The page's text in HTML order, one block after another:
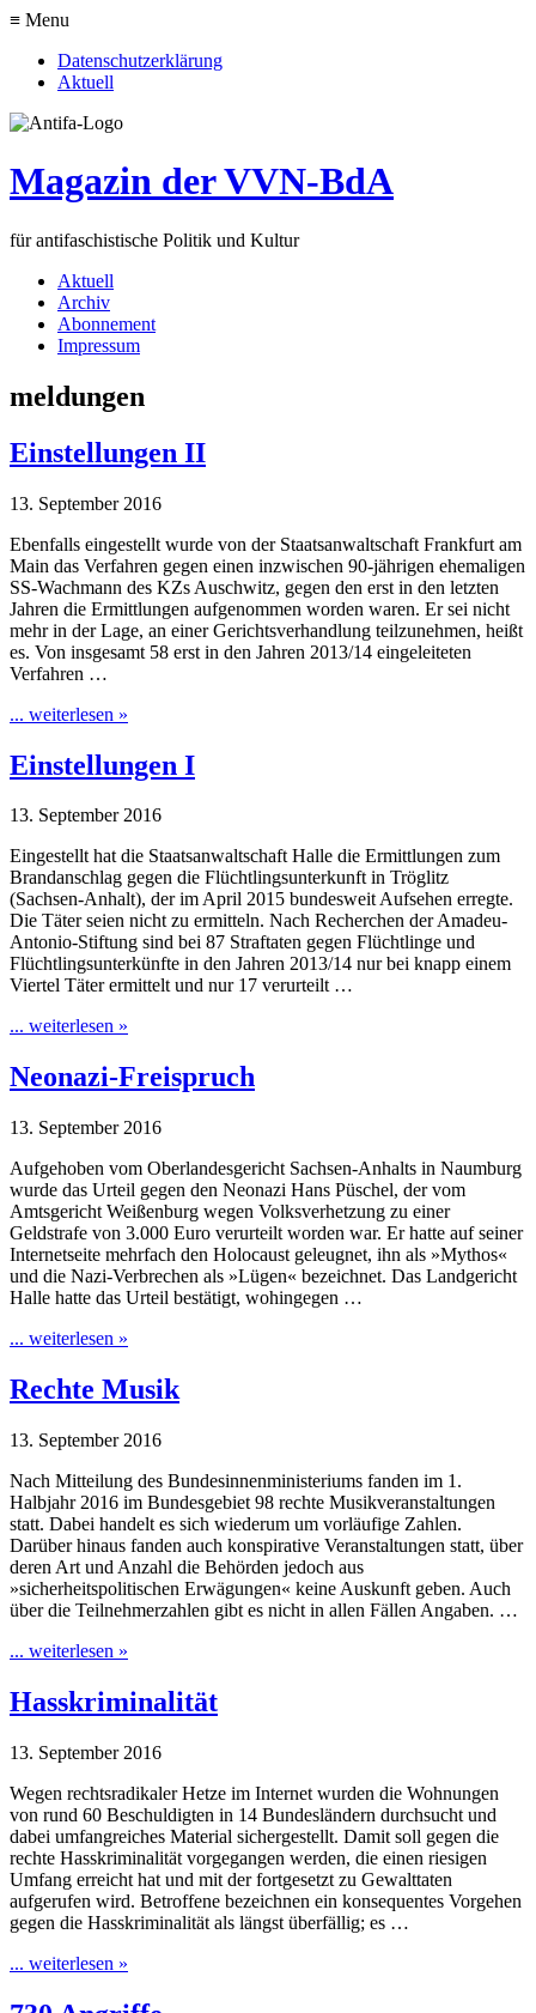
≡ Menu
Datenschutzerklärung
Aktuell
Magazin der VVN-BdA
für antifaschistische Politik und Kultur
Aktuell
Archiv
Abonnement
Impressum
meldungen
Einstellungen II
13. September 2016
Ebenfalls eingestellt wurde von der Staatsanwaltschaft Frankfurt am
Main das Verfahren gegen einen inzwischen 90-jährigen ehemaligen
SS-Wachmann des KZs Auschwitz, gegen den erst in den letzten
Jahren die Ermittlungen aufgenommen worden waren. Er sei nicht
mehr in der Lage, an einer Gerichtsverhandlung teilzunehmen, heißt
es. Von insgesamt 58 erst in den Jahren 2013/14 eingeleiteten
Verfahren …
... weiterlesen »
Einstellungen I
13. September 2016
Eingestellt hat die Staatsanwaltschaft Halle die Ermittlungen zum
Brandanschlag gegen die Flüchtlingsunterkunft in Tröglitz
(Sachsen-Anhalt), der im April 2015 bundesweit Aufsehen erregte.
Die Täter seien nicht zu ermitteln. Nach Recherchen der Amadeu-
Antonio-Stiftung sind bei 87 Straftaten gegen Flüchtlinge und
Flüchtlingsunterkünfte in den Jahren 2013/14 nur bei knapp einem
Viertel Täter ermittelt und nur 17 verurteilt …
... weiterlesen »
Neonazi-Freispruch
13. September 2016
Aufgehoben vom Oberlandesgericht Sachsen-Anhalts in Naumburg
wurde das Urteil gegen den Neonazi Hans Püschel, der vom
Amtsgericht Weißenburg wegen Volksverhetzung zu einer
Geldstrafe von 3.000 Euro verurteilt worden war. Er hatte auf seiner
Internetseite mehrfach den Holocaust geleugnet, ihn als »Mythos«
und die Nazi-Verbrechen als »Lügen« bezeichnet. Das Landgericht
Halle hatte das Urteil bestätigt, wohingegen …
... weiterlesen »
Rechte Musik
13. September 2016
Nach Mitteilung des Bundesinnenministeriums fanden im 1.
Halbjahr 2016 im Bundesgebiet 98 rechte Musikveranstaltungen
statt. Dabei handelt es sich wiederum um vorläufige Zahlen.
Darüber hinaus fanden auch konspirative Veranstaltungen statt, über
deren Art und Anzahl die Behörden jedoch aus
»sicherheitspolitischen Erwägungen« keine Auskunft geben. Auch
über die Teilnehmerzahlen gibt es nicht in allen Fällen Angaben. …
... weiterlesen »
Hasskriminalität
13. September 2016
Wegen rechtsradikaler Hetze im Internet wurden die Wohnungen
von rund 60 Beschuldigten in 14 Bundesländern durchsucht und
dabei umfangreiches Material sichergestellt. Damit soll gegen die
rechte Hasskriminalität vorgegangen werden, die einen riesigen
Umfang erreicht hat und mit der fortgesetzt zu Gewalttaten
aufgerufen wird. Betroffene bezeichnen ein konsequentes Vorgehen
gegen die Hasskriminalität als längst überfällig; es …
... weiterlesen »